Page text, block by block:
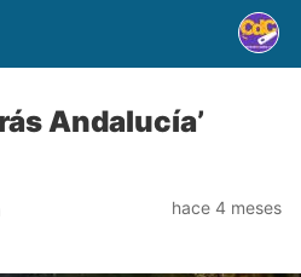
Andalucía’
hace 4 meses